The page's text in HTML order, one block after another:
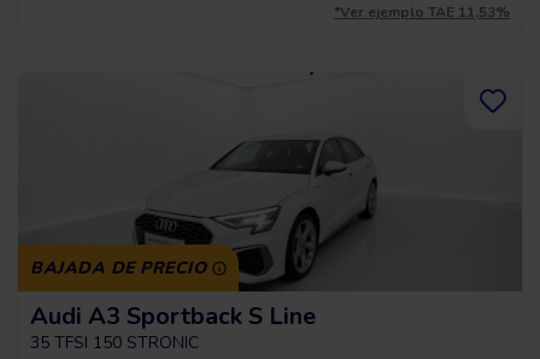
*Ver ejemplo TAE 11,53%
BAJADA DE PRECIO
Audi A3 Sportback S Line
35 TFSI 150 STRONIC